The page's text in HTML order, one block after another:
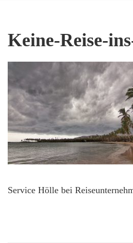
Keine-Reise-
Service Hölle bei